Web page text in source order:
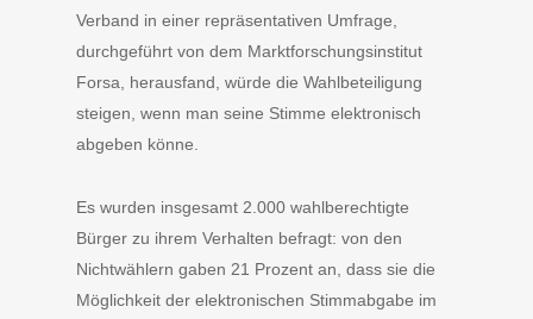
Verband in einer repräsentativen Umfrage,
durchgeführt von dem Marktforschungsinstitut
Forsa, herausfand, würde die Wahlbeteiligung
steigen, wenn man seine Stimme elektronisch
abgeben könne.
Es wurden insgesamt 2.000 wahlberechtigte
Bürger zu ihrem Verhalten befragt: von den
Nichtwählern gaben 21 Prozent an, dass sie die
Möglichkeit der elektronischen Stimmabgabe im